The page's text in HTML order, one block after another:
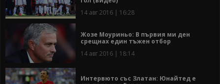
14 авг 2016 | 16:28
Жозе Моуриньо: В първия ми ден
срещнах един тъжен отбор
14 авг 2016 | 18:14
Интервюто със Златан: Юнайтед е